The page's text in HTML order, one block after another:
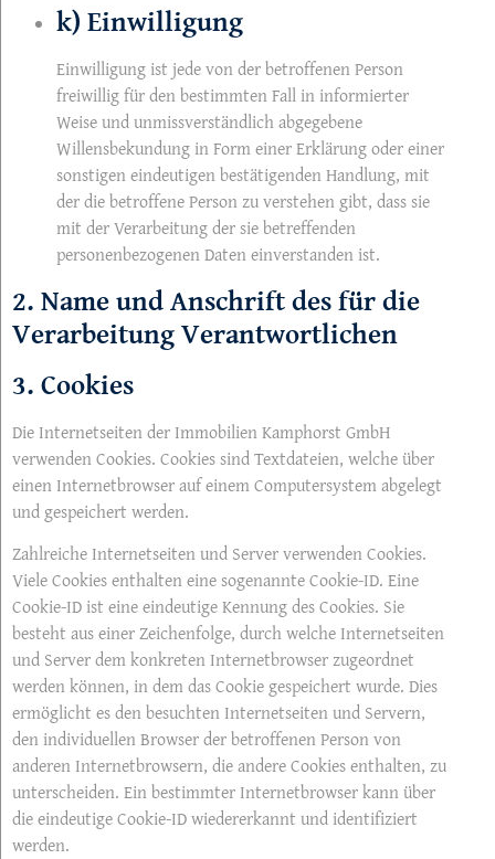
k) Einwilligung
Einwilligung ist jede von der betroffenen Person
freiwillig für den bestimmten Fall in informierter
Weise und unmissverständlich abgegebene
Willensbekundung in Form einer Erklärung oder einer
sonstigen eindeutigen bestätigenden Handlung, mit
der die betroffene Person zu verstehen gibt, dass sie
mit der Verarbeitung der sie betreffenden
personenbezogenen Daten einverstanden ist.
2. Name und Anschrift des für die
Verarbeitung Verantwortlichen
3. Cookies
Die Internetseiten der Immobilien Kamphorst GmbH
verwenden Cookies. Cookies sind Textdateien, welche über
einen Internetbrowser auf einem Computersystem abgelegt
und gespeichert werden.
Zahlreiche Internetseiten und Server verwenden Cookies.
Viele Cookies enthalten eine sogenannte Cookie-ID. Eine
Cookie-ID ist eine eindeutige Kennung des Cookies. Sie
besteht aus einer Zeichenfolge, durch welche Internetseiten
und Server dem konkreten Internetbrowser zugeordnet
werden können, in dem das Cookie gespeichert wurde. Dies
ermöglicht es den besuchten Internetseiten und Servern,
den individuellen Browser der betroffenen Person von
anderen Internetbrowsern, die andere Cookies enthalten, zu
unterscheiden. Ein bestimmter Internetbrowser kann über
die eindeutige Cookie-ID wiedererkannt und identifiziert
werden.